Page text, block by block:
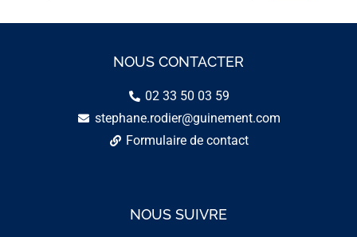
NOUS CONTACTER
02 33 50 03 59
stephane.rodier@guinement.com
Formulaire de contact
NOUS SUIVRE